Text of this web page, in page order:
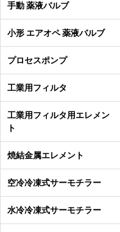
手動 薬液バルブ
小形 エアオペ 薬液バルブ
プロセスポンプ
工業用フィルタ
工業用フィルタ用エレメン
ト
焼結金属エレメント
空冷冷凍式サーモチラー
水冷冷凍式サーモチラー